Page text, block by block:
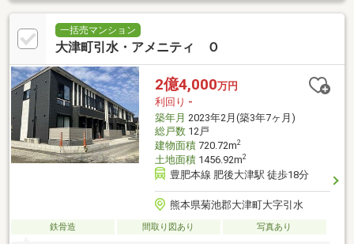
一括売マンション
大津町引水・アメニティ Ｏ
2億4,000万円
利回り -
築年月 2023年2月(築3年7ヶ月)
総戸数12戸
建物面積720.72m2
土地面積1456.92m2
豊肥本線 肥後大津駅 徒歩18分
熊本県菊池郡大津町大字引水
鉄骨造 間取り図あり 写真あり